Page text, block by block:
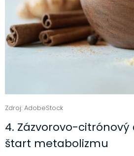
Zdroj: AdobeStock
4. Zázvorovo-
štart metabolizmu